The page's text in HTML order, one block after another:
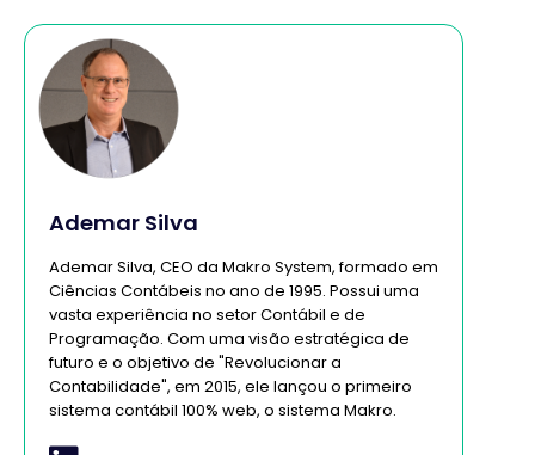
Ademar Silva
Ademar Silva, CEO da Makro System, formado em
Ciências Contábeis no ano de 1995. Possui uma
vasta experiência no setor Contábil e de
Programação. Com uma visão estratégica de
futuro e o objetivo de "Revolucionar a
Contabilidade", em 2015, ele lançou o primeiro
sistema contábil 100% web, o sistema Makro.